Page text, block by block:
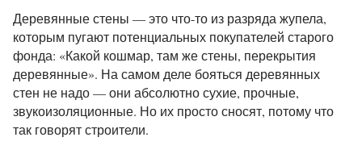
Деревянные стены — это что-то из разряда жупела,
которым пугают потенциальных покупателей старого
фонда: «Какой кошмар, там же стены, перекрытия
деревянные». На самом деле бояться деревянных
стен не надо — они абсолютно сухие, прочные,
звукоизоляционные. Но их просто сносят, потому что
так говорят строители.